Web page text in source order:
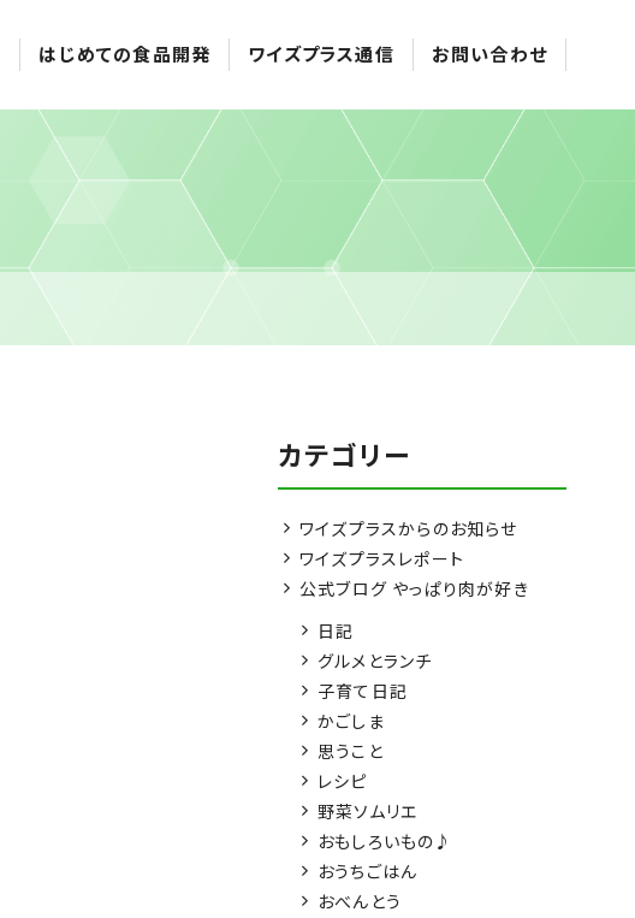
はじめての食品開発 ワイズプラス通信 お問い合わせ
カテゴリー
ワイズプラスからのお知らせ
ワイズプラスレポート
公式ブログ やっぱり肉が好き
日記
グルメとランチ
子育て日記
かごしま
思うこと
レシピ
野菜ソムリエ
おもしろいもの♪
おうちごはん
おべんとう